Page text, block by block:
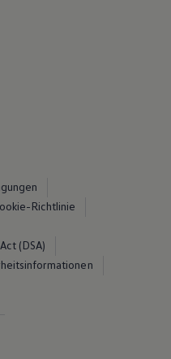
Richtlinie
(DSA)